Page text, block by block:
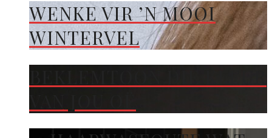
WENKE VIR ’N MOOI
WINTERVEL